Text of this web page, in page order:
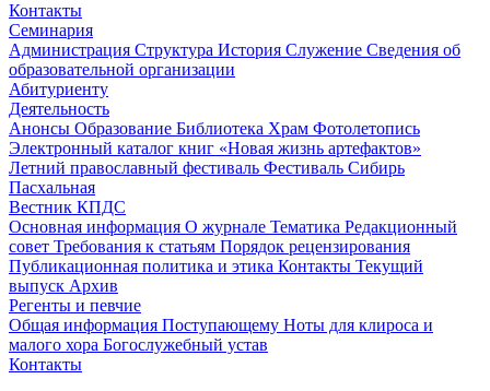
Контакты
Семинария
Администрация Структура История Служение Сведения об
образовательной организации
Абитуриенту
Деятельность
Анонсы Образование Библиотека Храм Фотолетопись
Электронный каталог книг «Новая жизнь артефактов»
Летний православный фестиваль Фестиваль Сибирь
Пасхальная
Вестник КПДС
Основная информация О журнале Тематика Редакционный
совет Требования к статьям Порядок рецензирования
Публикационная политика и этика Контакты Текущий
выпуск Архив
Регенты и певчие
Общая информация Поступающему Ноты для клироса и
малого хора Богослужебный устав
Контакты